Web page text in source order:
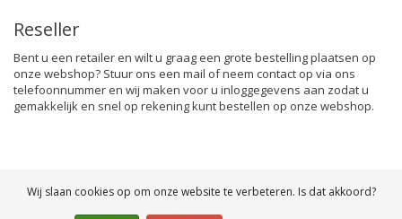
Reseller
Bent u een retailer en wilt u graag een grote bestelling plaatsen op
onze webshop? Stuur ons een mail of neem contact op via ons
telefoonnummer en wij maken voor u inloggegevens aan zodat u
gemakkelijk en snel op rekening kunt bestellen op onze webshop.
Wij slaan cookies op om onze website te verbeteren. Is dat akkoord?